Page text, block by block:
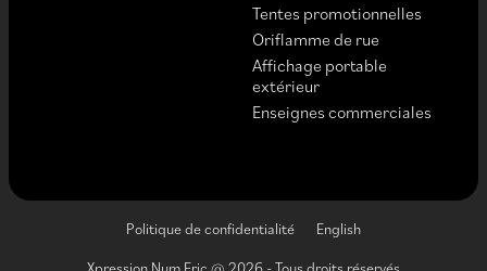
Tentes promotionnelles
Oriflamme de rue
Affichage portable
extérieur
Enseignes commerciales
Xpression Num.Eric @ 2026 - Tous droits réservés
Politique de confidentialité English